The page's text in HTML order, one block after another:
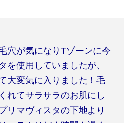
穴が気になり Tゾーンに今
を使用していましたが、
大変気に入りました！毛
れてサラサラのお肌にし
リマヴィスタの下地より